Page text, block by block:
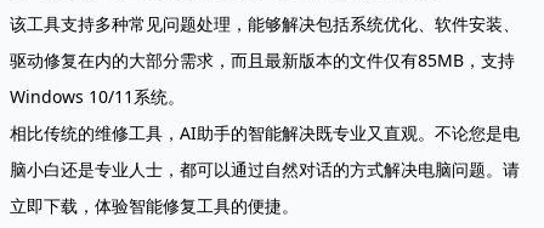
该工具支持多种常见问题处理，能够解决包括系统优化、软件安装、
驱动修复在内的大部分需求，而且最新版本的文件仅有85MB，支持
Windows 10/11系统。
相比传统的维修工具，AI助手的智能解决既专业又直观。不论您是电
脑小白还是专业人士，都可以通过自然对话的方式解决电脑问题。请
立即下载，体验智能修复工具的便捷。